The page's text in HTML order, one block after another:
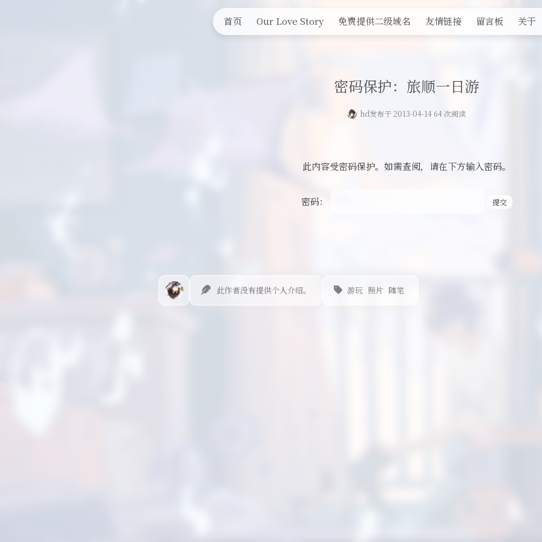
首页 Our Love Story 免费提供二级域名 友情链接 留言板 关于
密码保护：旅顺一日游
hd发布于 2013-04-14 64 次阅读
此内容受密码保护。如需查阅，请在下方输入密码。
密码：
此作者没有提供个人介绍。 游玩 照片 随笔